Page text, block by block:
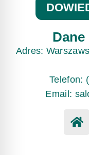
Adres:
Telefon:
Email: